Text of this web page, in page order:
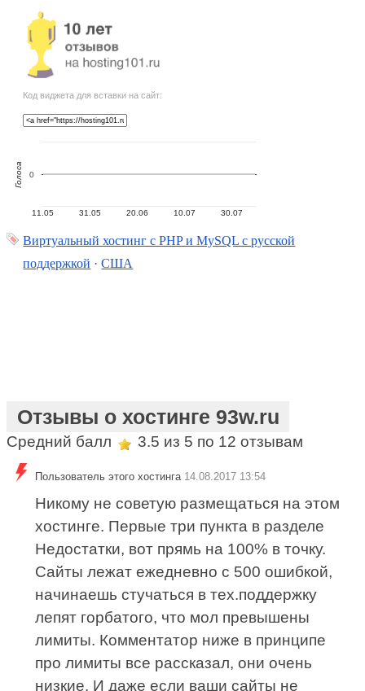
Код виджета для вставки на сайт:
11.05 31.05 20.06 10.07 30.07
0
Голоса
Виртуальный хостинг c PHP и MySQL с русской
поддержкой ·США
Отзывы о хостинге 93w.ru
Средний балл 3.5 из 5 по 12 отзывам
Пользователь этого хостинга 14.08.2017 13:54
Никому не советую размещаться на этом
хостинге. Первые три пункта в разделе
Недостатки, вот прямь на 100% в точку.
Сайты лежат ежедневно с 500 ошибкой,
начинаешь стучаться в тех.поддержку
лепят горбатого, что мол превышены
лимиты. Комментатор ниже в принципе
про лимиты все рассказал, они очень
низкие. И даже если ваши сайты не